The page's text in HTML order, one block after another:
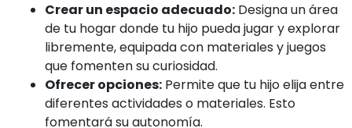
Crear un espacio adecuado: Designa un área
de tu hogar donde tu hijo pueda jugar y explorar
libremente, equipada con materiales y juegos
que fomenten su curiosidad.
Ofrecer opciones: Permite que tu hijo elija entre
diferentes actividades o materiales. Esto
fomentará su autonomía.